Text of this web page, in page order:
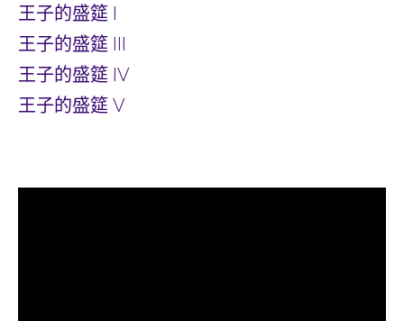
王子的盛筵 I
王子的盛筵 III
王子的盛筵 IV
王子的盛筵 V